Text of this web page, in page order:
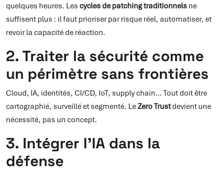
quelques heures. Les cycles de patching traditionnels ne
suffisent plus : il faut prioriser par risque réel, automatiser, et
revoir la capacité de réaction.
2. Traiter la sécurité comme
un périmètre sans frontières
Cloud, IA, identités, CI/CD, IoT, supply chain… Tout doit être
cartographié, surveillé et segmenté. LeZero Trustdevient une
nécessité, pas un concept.
3. Intégrer l’IA dans la
défense